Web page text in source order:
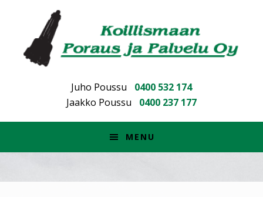
ensisijaiseen
valikkoon
pääsisältöön
Juho Poussu
0400 532 174
Jaakko Poussu
0400 237 177
MENU